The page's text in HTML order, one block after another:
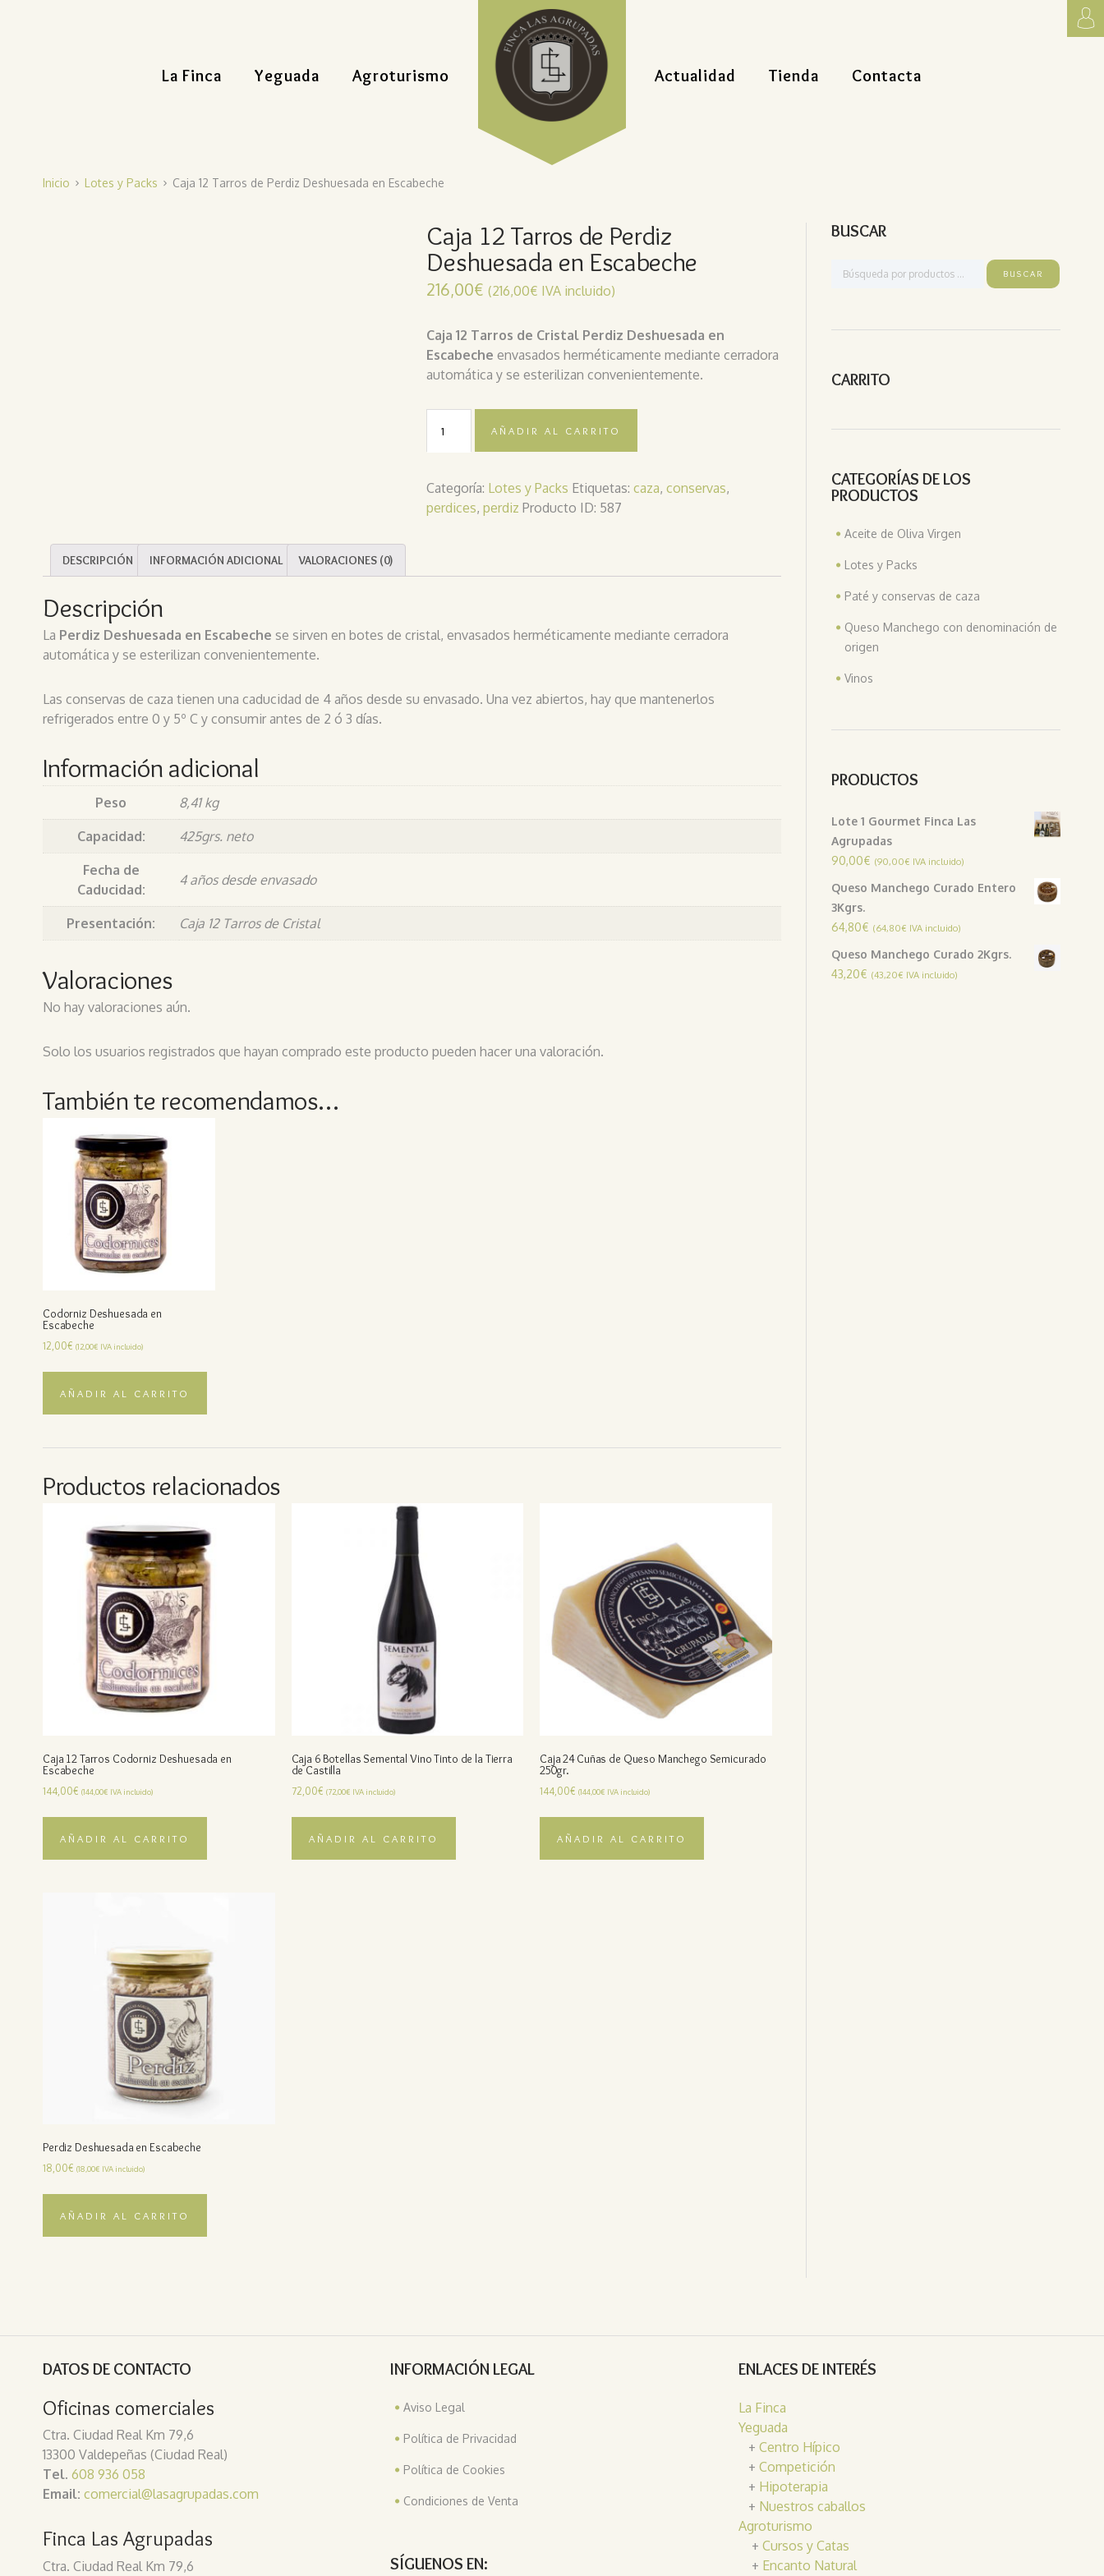
La Finca Yeguada Agroturismo Actualidad Tienda Contacta
Inicio Lotes y Packs Caja 12 Tarros de Perdiz Deshuesada en Escabeche
Caja 12 Tarros de Perdiz
Deshuesada en Escabeche
216,00€ (216,00€ IVA incluido)
Caja 12 Tarros de Cristal Perdiz Deshuesada en
Escabeche envasados herméticamente mediante cerradora
automática y se esterilizan convenientemente.
AÑADIR AL CARRITO
Categoría: Lotes y Packs Etiquetas:caza,conservas,
perdices,perdiz Producto ID: 587
DESCRIPCIÓN INFORMACIÓN ADICIONAL VALORACIONES (0)
Descripción
La Perdiz Deshuesada en Escabeche se sirven en botes de cristal, envasados herméticamente mediante cerradora
automática y se esterilizan convenientemente.
Las conservas de caza tienen una caducidad de 4 años desde su envasado. Una vez abiertos, hay que mantenerlos
refrigerados entre 0 y 5º C y consumir antes de 2 ó 3 días.
Información adicional
Peso 8,41 kg
Capacidad: 425grs. neto
Fecha de
Caducidad:
4 años desde envasado
Presentación: Caja 12 Tarros de Cristal
Valoraciones
No hay valoraciones aún.
Solo los usuarios registrados que hayan comprado este producto pueden hacer una valoración.
También te recomendamos…
Codorniz Deshuesada en
Escabeche
12,00€ (12,00€ IVA incluido)
AÑADIR AL CARRITO
Productos relacionados
Caja 12 Tarros Codorniz Deshuesada en
Escabeche
144,00€ (144,00€ IVA incluido)
AÑADIR AL CARRITO
Caja 6 Botellas Semental Vino Tinto de la Tierra
de Castilla
72,00€ (72,00€ IVA incluido)
AÑADIR AL CARRITO
Caja 24 Cuñas de Queso Manchego Semicurado
250gr.
144,00€ (144,00€ IVA incluido)
AÑADIR AL CARRITO
Perdiz Deshuesada en Escabeche
18,00€ (18,00€ IVA incluido)
AÑADIR AL CARRITO
BUSCAR
CARRITO
CATEGORÍAS DE LOS
PRODUCTOS
Aceite de Oliva Virgen
Lotes y Packs
Paté y conservas de caza
Queso Manchego con denominación de
origen
Vinos
PRODUCTOS
Lote 1 Gourmet Finca Las
Agrupadas
90,00€ (90,00€ IVA incluido)
Queso Manchego Curado Entero
3Kgrs.
64,80€ (64,80€ IVA incluido)
Queso Manchego Curado 2Kgrs.
43,20€ (43,20€ IVA incluido)
DATOS DE CONTACTO
Oficinas comerciales
Ctra. Ciudad Real Km 79,6
13300 Valdepeñas (Ciudad Real)
Tel. 608 936 058
Email: comercial@lasagrupadas.com
Finca Las Agrupadas
Ctra. Ciudad Real Km 79,6
INFORMACIÓN LEGAL
Aviso Legal
Política de Privacidad
Política de Cookies
Condiciones de Venta
SÍGUENOS EN:
ENLACES DE INTERÉS
La Finca
Yeguada
+ Centro Hípico
+ Competición
+ Hipoterapia
+ Nuestros caballos
Agroturismo
+ Cursos y Catas
+ Encanto Natural